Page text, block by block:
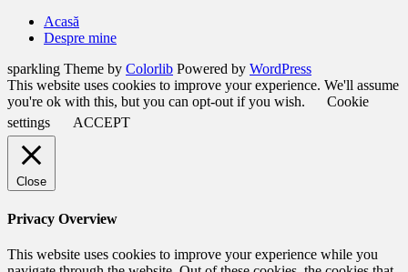
Acasă
Despre mine
sparkling Theme by Colorlib Powered by WordPress
This website uses cookies to improve your experience. We'll assume
you're ok with this, but you can opt-out if you wish.
Cookie
settings
ACCEPT
Close
Privacy Overview
This website uses cookies to improve your experience while you